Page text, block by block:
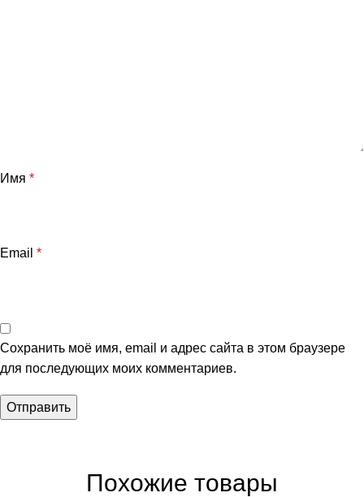
Имя *
Email *
Сохранить моё имя, email и адрес сайта в этом браузере
для последующих моих комментариев.
Похожие товары